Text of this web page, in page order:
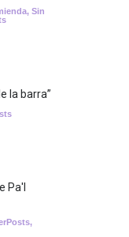
, Sin
la barra”
Pa'l
,